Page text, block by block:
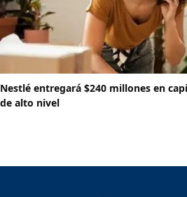
Nestlé entregará $240 millones en
de alto nivel